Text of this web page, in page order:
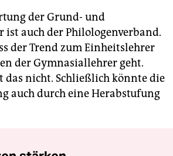
der Grund- und
ist auch der Philologenverband.
der Trend zum Einheitslehrer
der Gymnasiallehrer geht.
das nicht. Schließlich könnte die
auch durch eine Herabstufung